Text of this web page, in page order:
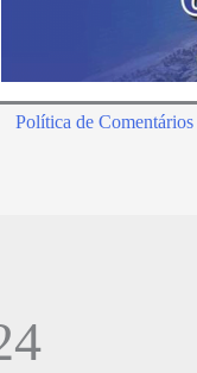
Política de Comentários